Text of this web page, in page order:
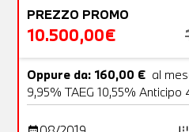
PREZZO PROMO
10.500,00€
Oppure da: 160,00 € al
9,95% TAEG 10,55% Anticipo